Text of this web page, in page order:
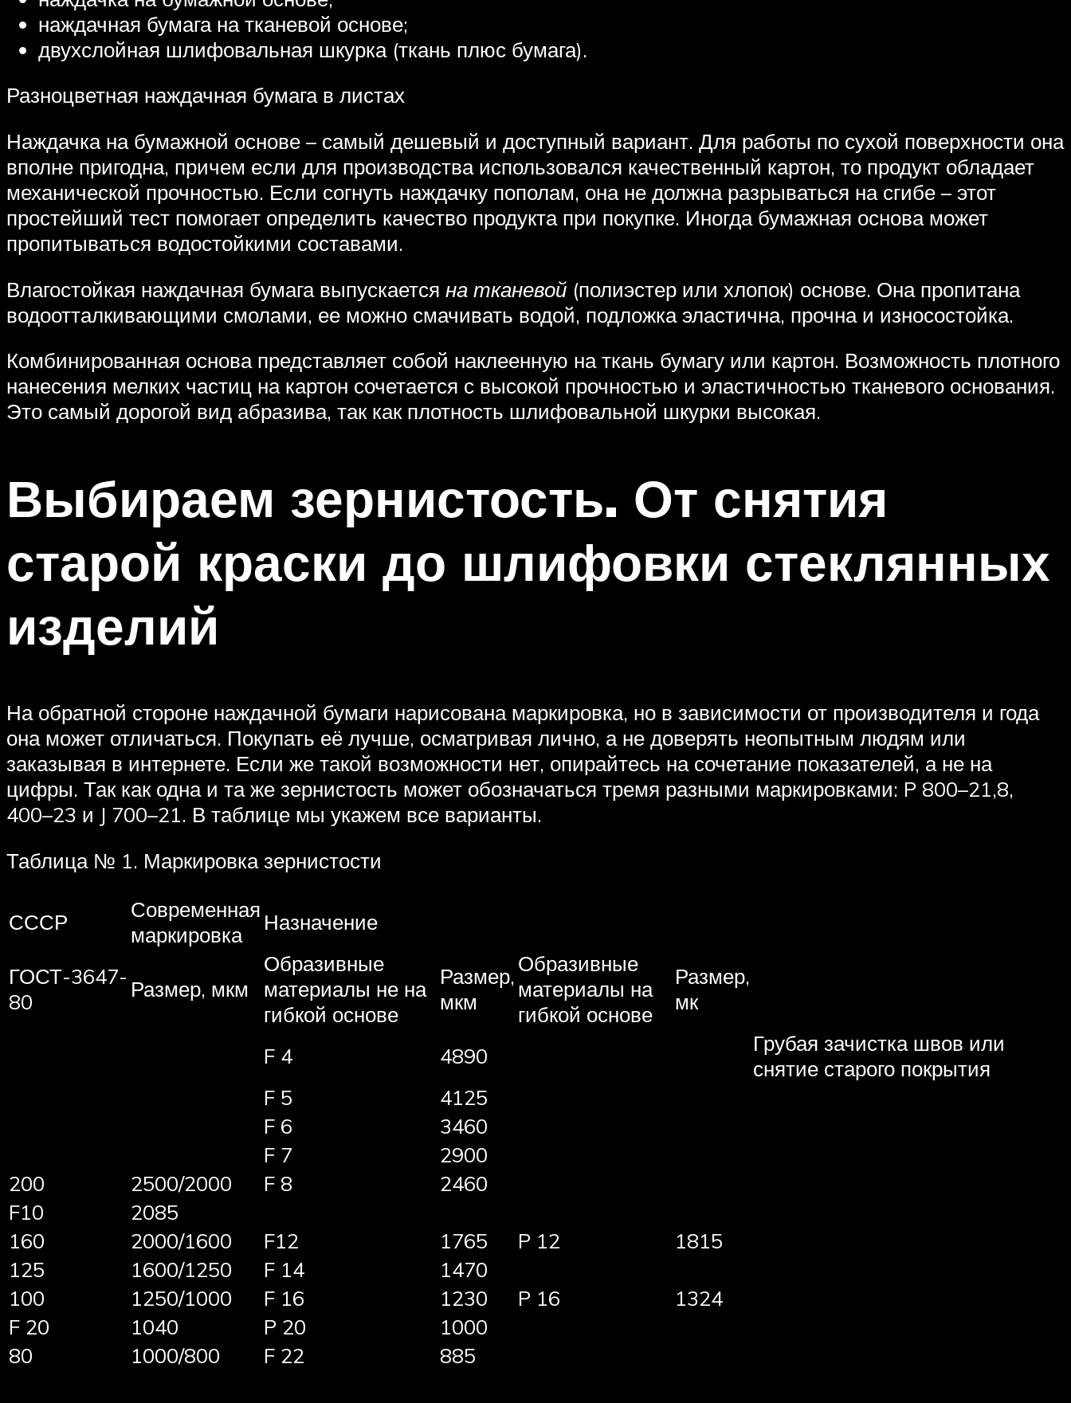
наждачная бумага на тканевой основе;
двухслойная шлифовальная шкурка (ткань плюс бумага).
Разноцветная наждачная бумага в листах
Наждачка на бумажной основе – самый дешевый и доступный вариант. Для работы по сухой поверхности она
вполне пригодна, причем если для производства использовался качественный картон, то продукт обладает
механической прочностью. Если согнуть наждачку пополам, она не должна разрываться на сгибе – этот
простейший тест помогает определить качество продукта при покупке. Иногда бумажная основа может
пропитываться водостойкими составами.
Влагостойкая наждачная бумага выпускается на тканевой (полиэстер или хлопок) основе. Она пропитана
водоотталкивающими смолами, ее можно смачивать водой, подложка эластична, прочна и износостойка.
Комбинированная основа представляет собой наклеенную на ткань бумагу или картон. Возможность плотного
нанесения мелких частиц на картон сочетается с высокой прочностью и эластичностью тканевого основания.
Это самый дорогой вид абразива, так как плотность шлифовальной шкурки высокая.
Выбираем зернистость. От снятия
старой краски до шлифовки стеклянных
изделий
На обратной стороне наждачной бумаги нарисована маркировка, но в зависимости от производителя и года
она может отличаться. Покупать её лучше, осматривая лично, а не доверять неопытным людям или
заказывая в интернете. Если же такой возможности нет, опирайтесь на сочетание показателей, а не на
цифры. Так как одна и та же зернистость может обозначаться тремя разными маркировками: P 800–21,8,
400–23 и J 700–21. В таблице мы укажем все варианты.
Таблица № 1. Маркировка зернистости
СССР
Современная
маркировка
Назначение
ГОСТ-3647-
80
Размер, мкм
Образивные
материалы не на
гибкой основе
Размер,
мкм
Образивные
материалы на
гибкой основе
Размер,
мк
F 4 4890
Грубая зачистка швов или
снятие старого покрытия
F 5
4125
F 6
3460
F 7
2900
200
2500/2000 F 8
2460
F10
2085
160
2000/1600 F12 1765 P 12
1815
125
1600/1250 F 14
1470
100
1250/1000 F 16 1230 P 16
1324
F 20
1040 P 20
1000
80
1000/800 F 22 885